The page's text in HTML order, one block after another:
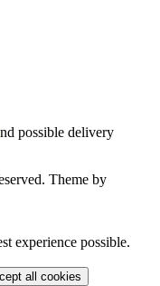
possible delivery
Theme by
experience possible.
all cookies